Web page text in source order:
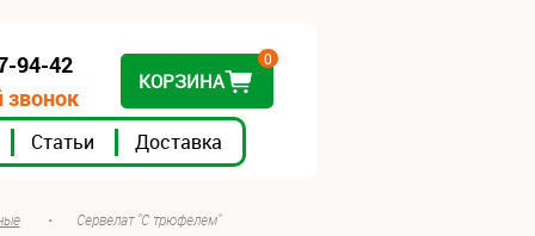
Статьи Доставка
94-42
КОРЗИНА
0
• Сервелат "С трюфелем"